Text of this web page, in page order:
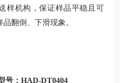
样机构，保证样品平稳且可
翻倒、下滑现象。
号：HAD-DT0404